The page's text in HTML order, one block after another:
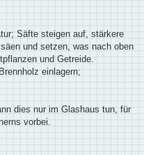
Säfte steigen auf, stärkere
und setzen, was nach oben
und Getreide.
einlagern;
dies nur im Glashaus tun, für
vorbei.